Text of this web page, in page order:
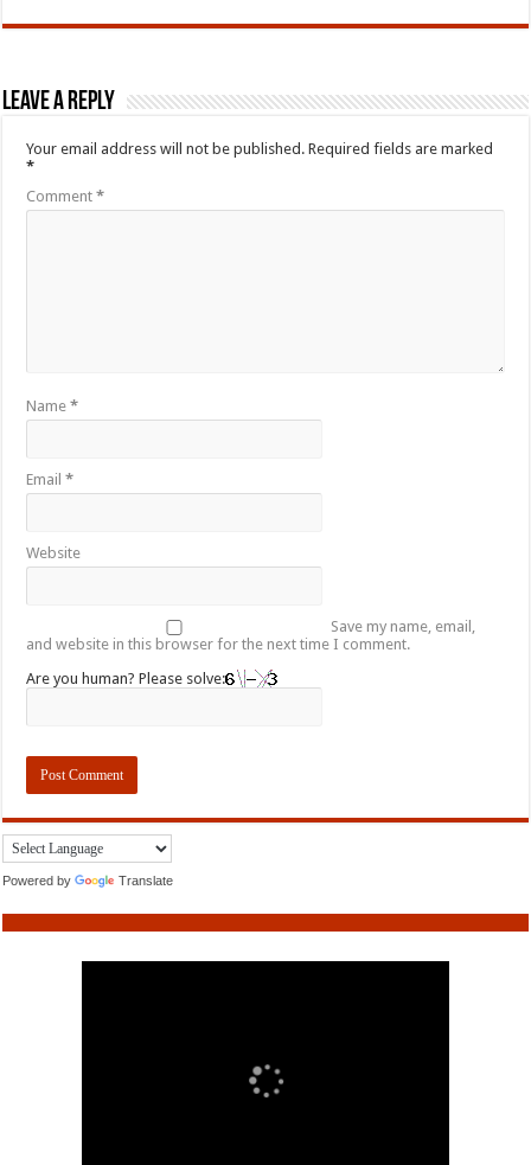
Leave a Reply
Your email address will not be published. Required fields are marked
*
Comment*
Name*
Email*
Website
Save my name, email,
and website in this browser for the next time I comment.
Are you human? Please solve:
Powered by Translate